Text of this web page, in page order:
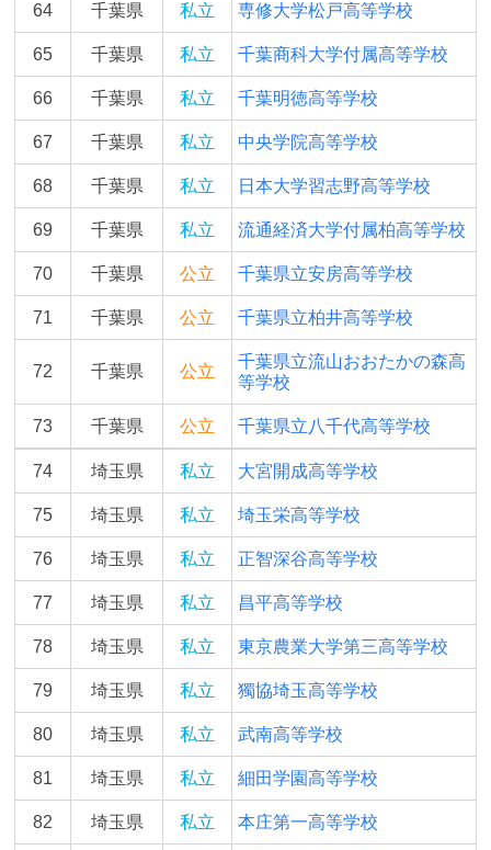
64 千葉県 私立 専修大学松戸高等学校
65 千葉県 私立 千葉商科大学付属高等学校
66 千葉県 私立 千葉明徳高等学校
67 千葉県 私立 中央学院高等学校
68 千葉県 私立 日本大学習志野高等学校
69 千葉県 私立 流通経済大学付属柏高等学校
70 千葉県 公立 千葉県立安房高等学校
71 千葉県 公立 千葉県立柏井高等学校
72 千葉県 公立
千葉県立流山おおたかの森高
等学校
73 千葉県 公立 千葉県立八千代高等学校
74 埼玉県 私立 大宮開成高等学校
75 埼玉県 私立 埼玉栄高等学校
76 埼玉県 私立 正智深谷高等学校
77 埼玉県 私立 昌平高等学校
78 埼玉県 私立 東京農業大学第三高等学校
79 埼玉県 私立 獨協埼玉高等学校
80 埼玉県 私立 武南高等学校
81 埼玉県 私立 細田学園高等学校
82 埼玉県 私立 本庄第一高等学校